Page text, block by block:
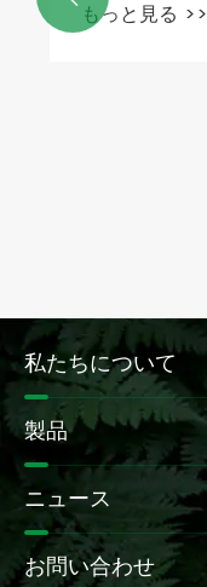
もっと見る >>
私たちについて
製品
ニュース
お問い合わせ